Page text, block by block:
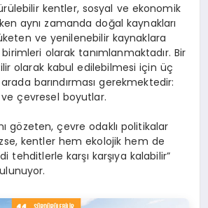
kentler, sosyal ve ekonomik
aynı zamanda doğal kaynakları
ve yenilenebilir kaynaklara
olarak tanımlanmaktadır. Bir
olarak kabul edilebilmesi için üç
barındırması gerekmektedir:
çevresel boyutlar.
gözeten, çevre odaklı politikalar
kentler hem ekolojik hem de
tehditlerle karşı karşıya kalabilir”